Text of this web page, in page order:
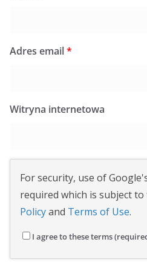
Adres email*
Witryna internetowa
For security, use of
required which is subject to
Policyand Terms of Use.
I agree to these terms